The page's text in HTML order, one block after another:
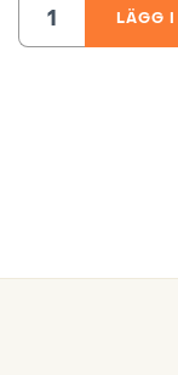
Läskunnighet
LÄGG I